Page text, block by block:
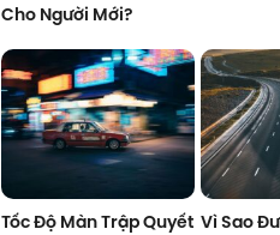
Cho Người Mới?
Tốc Độ Màn Trập Quyết Vì Sao